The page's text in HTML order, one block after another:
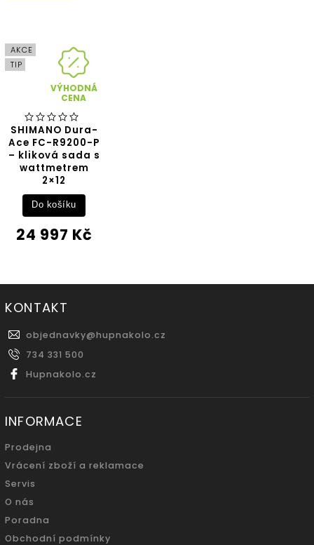
AKCE
TIP
VÝHODNÁ
CENA
SHIMANO Dura-
Ace FC-R9200-P
– kliková sada s
wattmetrem
2×12
24 997 Kč
Do košíku
KONTAKT
objednavky@hupnakolo.cz
734 331 500
Hupnakolo.cz
INFORMACE
Prodejna
Vrácení zboží a reklamace
Servis
O nás
Poradna
Obchodní podmínky